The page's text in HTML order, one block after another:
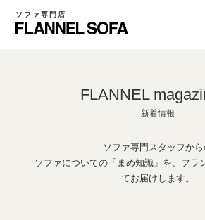
ソファ専門店
FLANNEL
新着情報
ソファ専門スタッフか
ソファについての「まめ知識」を、フラ
てお届けします。